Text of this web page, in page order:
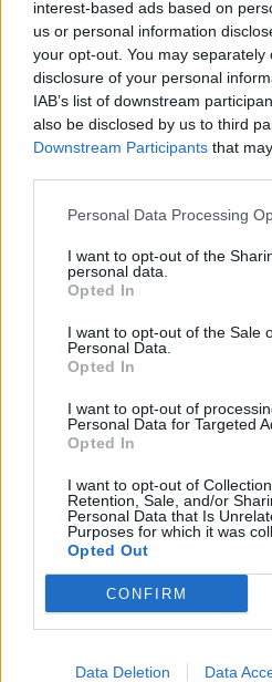
interest-based ads based on
us or personal information
your opt-out. You may
disclosure of your personal
IAB’s list of downstream
also be disclosed by us to third
Downstream Participants that
Personal Data Processing
I want to opt-out of the
personal data.
Opted In
I want to opt-out of the Sale
Personal Data.
Opted In
I want to opt-out of
Personal Data for Targeted
Opted In
I want to opt-out of
Retention, Sale, and/or
Personal Data that Is
Purposes for which it was
Opted Out
CONFIRM
Data Deletion Data
Βιλερμπάν»
Εθνική Παίδων: Κόντρα στη
Γεωργία για την πρώτη νίκη στο
Fourlis: Συμφωνία για την πώληση
Mall έναντι 49,35 εκατ. ευρώ